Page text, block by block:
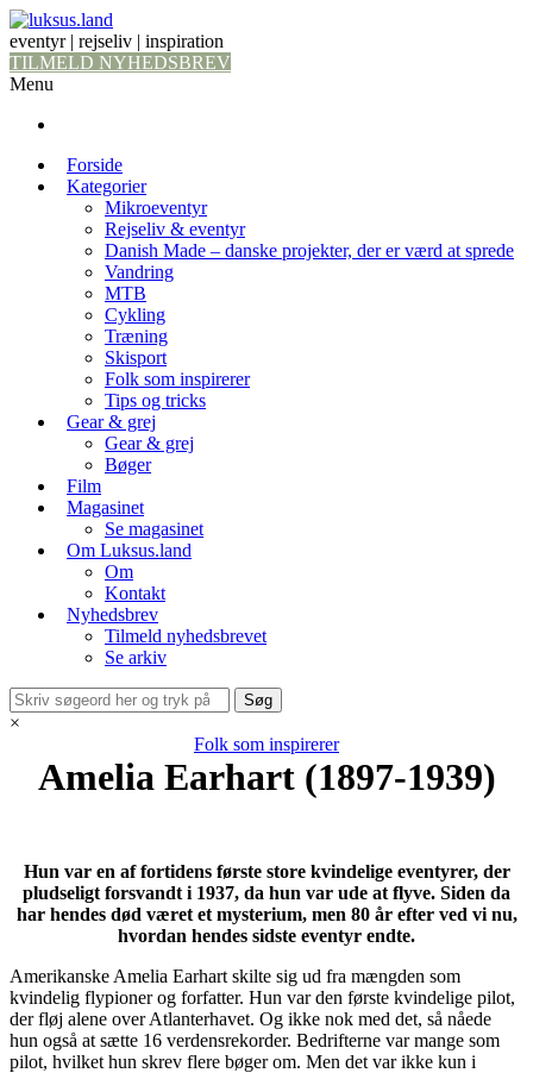
eventyr | rejseliv | inspiration
TILMELD NYHEDSBREV
Menu
Forside
Kategorier
Mikroeventyr
Rejseliv & eventyr
Danish Made – danske projekter, der er værd at sprede
Vandring
MTB
Cykling
Træning
Skisport
Folk som inspirerer
Tips og tricks
Gear & grej
Gear & grej
Bøger
Film
Magasinet
Se magasinet
Om Luksus.land
Om
Kontakt
Nyhedsbrev
Tilmeld nyhedsbrevet
Se arkiv
×
Folk som inspirerer
Amelia Earhart (1897-1939)
Hun var en af fortidens første store kvindelige eventyrer, der
pludseligt forsvandt i 1937, da hun var ude at flyve. Siden da
har hendes død været et mysterium, men 80 år efter ved vi nu,
hvordan hendes sidste eventyr endte.
Amerikanske Amelia Earhart skilte sig ud fra mængden som
kvindelig flypioner og forfatter. Hun var den første kvindelige pilot,
der fløj alene over Atlanterhavet. Og ikke nok med det, så nåede
hun også at sætte 16 verdensrekorder. Bedrifterne var mange som
pilot, hvilket hun skrev flere bøger om. Men det var ikke kun i